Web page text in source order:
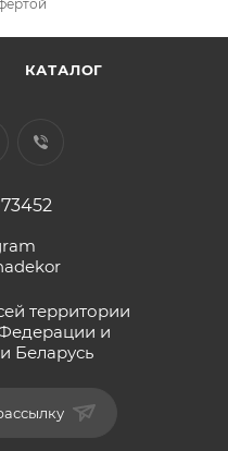
КАТАЛОГ
территории
и
Беларусь